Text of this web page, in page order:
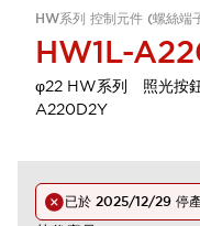
HW系列 控制元件 (螺絲端
HW1L-
φ22 HW系列 照光按
A220D2Y
已於 2025/12/29 停